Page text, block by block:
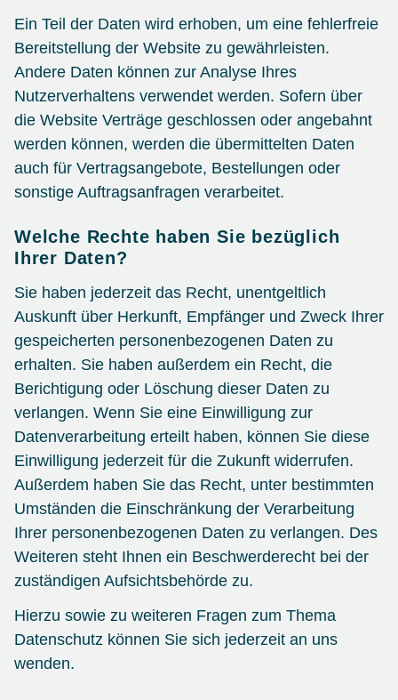
Ein Teil der Daten wird erhoben, um eine fehlerfreie
Bereitstellung der Website zu gewährleisten.
Andere Daten können zur Analyse Ihres
Nutzerverhaltens verwendet werden. Sofern über
die Website Verträge geschlossen oder angebahnt
werden können, werden die übermittelten Daten
auch für Vertragsangebote, Bestellungen oder
sonstige Auftragsanfragen verarbeitet.
Welche Rechte haben Sie bezüglich
Ihrer Daten?
Sie haben jederzeit das Recht, unentgeltlich
Auskunft über Herkunft, Empfänger und Zweck Ihrer
gespeicherten personenbezogenen Daten zu
erhalten. Sie haben außerdem ein Recht, die
Berichtigung oder Löschung dieser Daten zu
verlangen. Wenn Sie eine Einwilligung zur
Datenverarbeitung erteilt haben, können Sie diese
Einwilligung jederzeit für die Zukunft widerrufen.
Außerdem haben Sie das Recht, unter bestimmten
Umständen die Einschränkung der Verarbeitung
Ihrer personenbezogenen Daten zu verlangen. Des
Weiteren steht Ihnen ein Beschwerderecht bei der
zuständigen Aufsichtsbehörde zu.
Hierzu sowie zu weiteren Fragen zum Thema
Datenschutz können Sie sich jederzeit an uns
wenden.